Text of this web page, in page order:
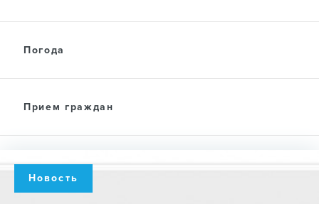
Погода
Прием граждан
Новость